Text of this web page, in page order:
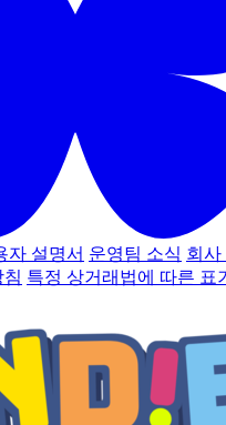
자 설명서 운영팀 소식 회사
특정 상거래법에 따른 표기